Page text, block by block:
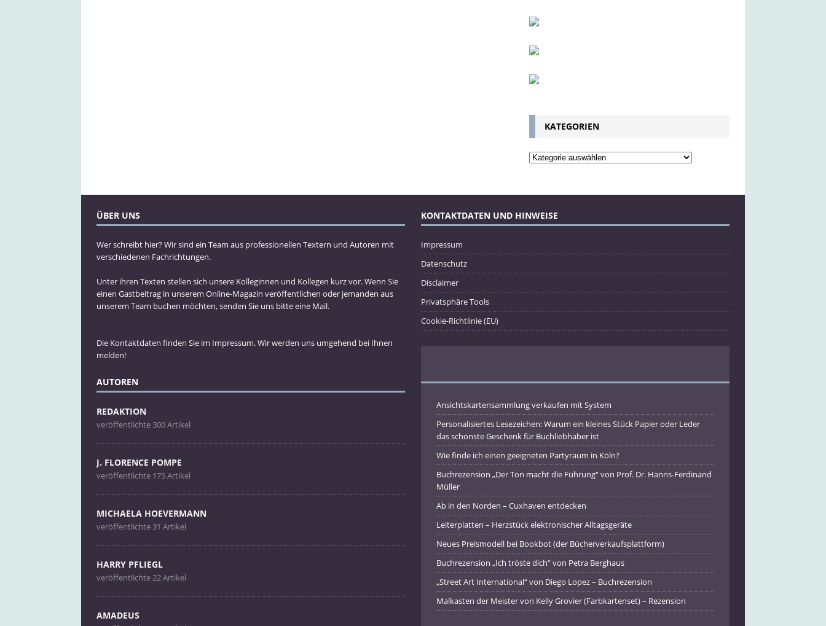
KATEGORIEN
ÜBER UNS
Wer schreibt hier? Wir sind ein Team aus professionellen Textern und Autoren mit
verschiedenen Fachrichtungen.
Unter ihren Texten stellen sich unsere Kolleginnen und Kollegen kurz vor. Wenn Sie
einen Gastbeitrag in unserem Online-Magazin veröffentlichen oder jemanden aus
unserem Team buchen möchten, senden Sie uns bitte eine Mail.
Die Kontaktdaten finden Sie im Impressum. Wir werden uns umgehend bei Ihnen
melden!
AUTOREN
REDAKTION
veröffentlichte 300 Artikel
J. FLORENCE POMPE
veröffentlichte 175 Artikel
MICHAELA HOEVERMANN
veröffentlichte 31 Artikel
HARRY PFLIEGL
veröffentlichte 22 Artikel
AMADEUS
KONTAKTDATEN UND HINWEISE
Impressum
Datenschutz
Disclaimer
Privatsphäre Tools
Cookie-Richtlinie (EU)
Ansichtskartensammlung verkaufen mit System
Personalisiertes Lesezeichen: Warum ein kleines Stück Papier oder Leder
das schönste Geschenk für Buchliebhaber ist
Wie finde ich einen geeigneten Partyraum in Köln?
Buchrezension „Der Ton macht die Führung“ von Prof. Dr. Hanns-Ferdinand
Müller
Ab in den Norden – Cuxhaven entdecken
Leiterplatten – Herzstück elektronischer Alltagsgeräte
Neues Preismodell bei Bookbot (der Bücherverkaufsplattform)
Buchrezension „Ich tröste dich“ von Petra Berghaus
„Street Art International“ von Diego Lopez – Buchrezension
Malkasten der Meister von Kelly Grovier (Farbkartenset) – Rezension